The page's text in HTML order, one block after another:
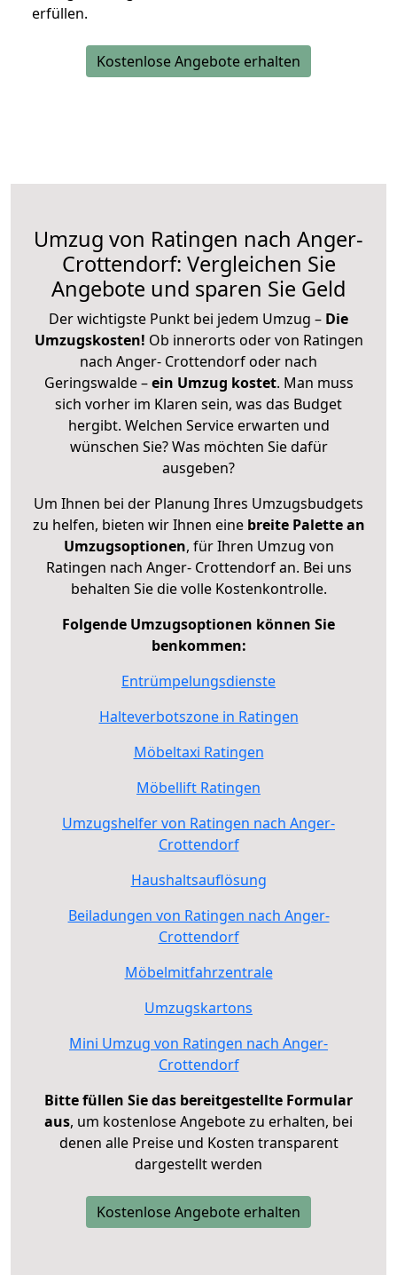
erfüllen.
Kostenlose Angebote erhalten
Umzug von Ratingen nach Anger-
Crottendorf: Vergleichen Sie
Angebote und sparen Sie Geld
Der wichtigste Punkt bei jedem Umzug – Die
Umzugskosten! Ob innerorts oder von Ratingen
nach Anger- Crottendorf oder nach
Geringswalde –ein Umzug kostet. Man muss
sich vorher im Klaren sein, was das Budget
hergibt. Welchen Service erwarten und
wünschen Sie? Was möchten Sie dafür
ausgeben?
Um Ihnen bei der Planung Ihres Umzugsbudgets
zu helfen, bieten wir Ihnen eine breite Palette an
Umzugsoptionen, für Ihren Umzug von
Ratingen nach Anger- Crottendorf an. Bei uns
behalten Sie die volle Kostenkontrolle.
Folgende Umzugsoptionen können Sie
benkommen:
Entrümpelungsdienste
Halteverbotszone in Ratingen
Möbeltaxi Ratingen
Möbellift Ratingen
Umzugshelfer von Ratingen nach Anger-
Crottendorf
Haushaltsauflösung
Beiladungen von Ratingen nach Anger-
Crottendorf
Möbelmitfahrzentrale
Umzugskartons
Mini Umzug von Ratingen nach Anger-
Crottendorf
Bitte füllen Sie das bereitgestellte Formular
aus, um kostenlose Angebote zu erhalten, bei
denen alle Preise und Kosten transparent
dargestellt werden
Kostenlose Angebote erhalten